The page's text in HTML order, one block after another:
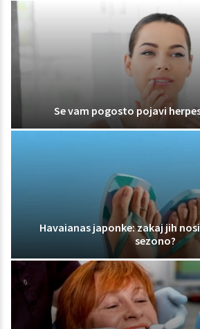
Se vam pogosto pojavi
Havaianas japonke: zakaj jih
sezono?